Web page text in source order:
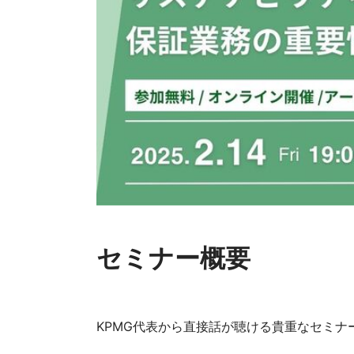
セミナー概要
KPMG代表から直接話が聴ける貴重なセミナ